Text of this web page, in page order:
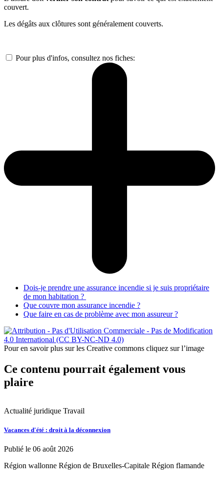
couvert.
Les dégâts aux clôtures sont généralement couverts.
Pour plus d'infos, consultez nos fiches:
Dois-je prendre une assurance incendie si je suis propriétaire
de mon habitation ?
Que couvre mon assurance incendie ?
Que faire en cas de problème avec mon assureur ?
Pour en savoir plus sur les Creative commons cliquez sur l’image
Ce contenu pourrait également vous
plaire
Actualité juridique Travail
Vacances d'été : droit à la déconnexion
Publié le 06 août 2026
Région wallonne Région de Bruxelles-Capitale Région flamande